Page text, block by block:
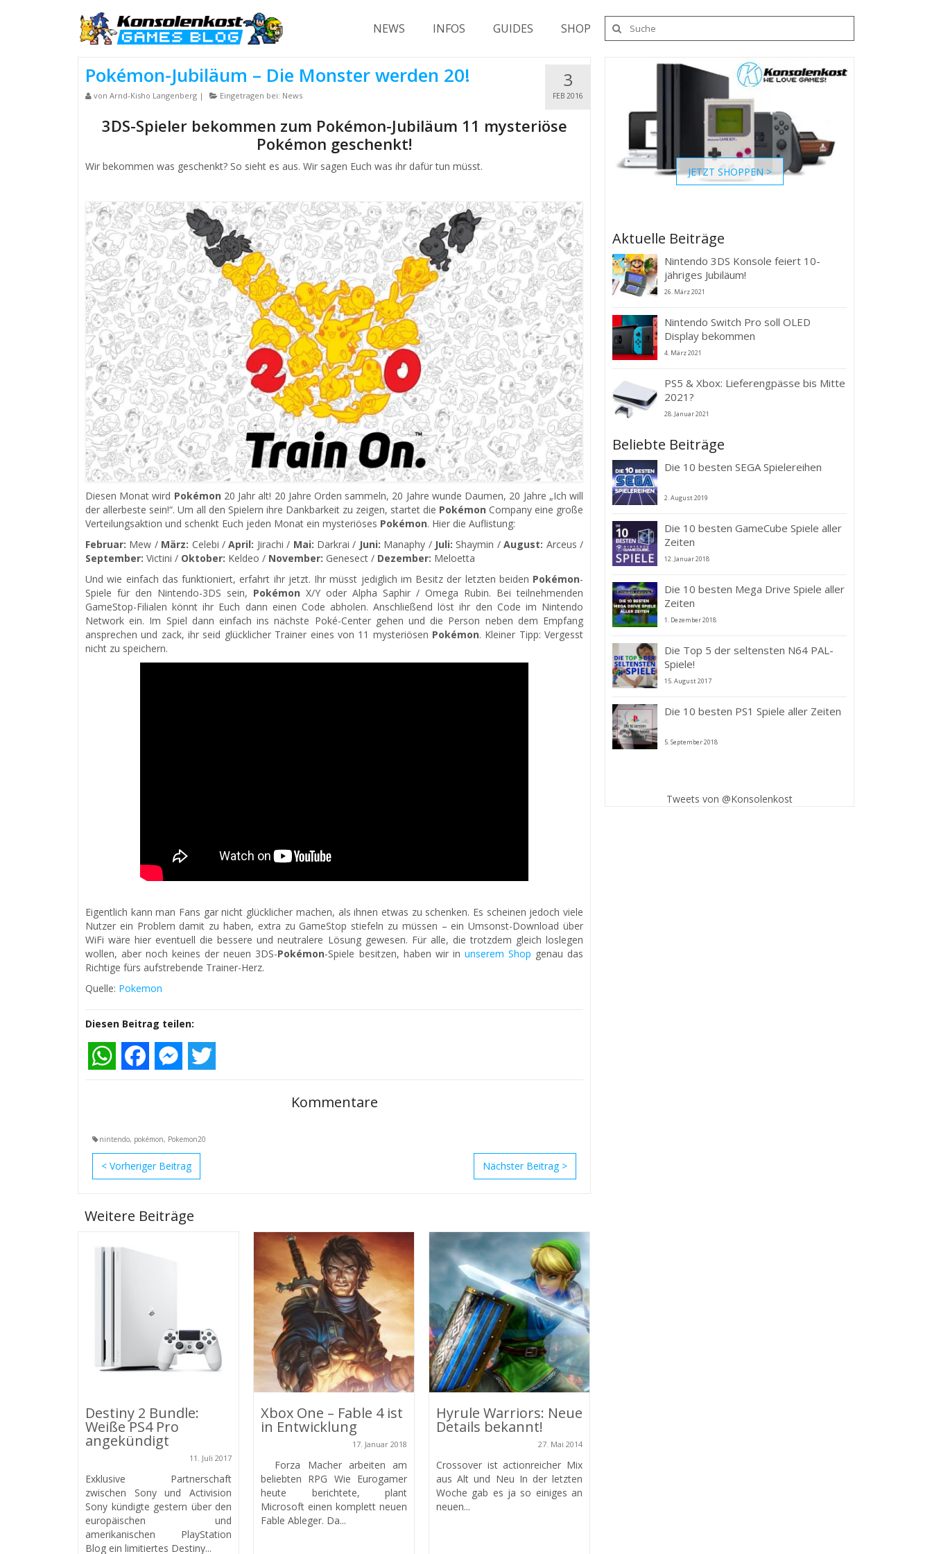
NEWS INFOS GUIDES SHOP
Suche
nach:
3
FEB 2016
Pokémon-Jubiläum – Die Monster werden 20!
von Arnd-Kisho Langenberg | Eingetragen bei: News
3DS-Spieler bekommen zum Pokémon-Jubiläum 11 mysteriöse
Pokémon geschenkt!
Wir bekommen was geschenkt? So sieht es aus. Wir sagen Euch was ihr dafür tun müsst.
Diesen Monat wird Pokémon 20 Jahr alt! 20 Jahre Orden sammeln, 20 Jahre wunde Daumen, 20 Jahre „Ich will
der allerbeste sein!“. Um all den Spielern ihre Dankbarkeit zu zeigen, startet die Pokémon Company eine große
Verteilungsaktion und schenkt Euch jeden Monat ein mysteriöses Pokémon. Hier die Auflistung:
Februar: Mew / März: Celebi /April: Jirachi / Mai: Darkrai / Juni: Manaphy / Juli: Shaymin /August: Arceus /
September: Victini / Oktober: Keldeo / November: Genesect / Dezember: Meloetta
Und wie einfach das funktioniert, erfahrt ihr jetzt. Ihr müsst jediglich im Besitz der letzten beiden Pokémon-
Spiele für den Nintendo-3DS sein, Pokémon X/Y oder Alpha Saphir / Omega Rubin. Bei teilnehmenden
GameStop-Filialen könnt ihr Euch dann einen Code abholen. Anschließend löst ihr den Code im Nintendo
Network ein. Im Spiel dann einfach ins nächste Poké-Center gehen und die Person neben dem Empfang
ansprechen und zack, ihr seid glücklicher Trainer eines von 11 mysteriösen Pokémon. Kleiner Tipp: Vergesst
nicht zu speichern.
Eigentlich kann man Fans gar nicht glücklicher machen, als ihnen etwas zu schenken. Es scheinen jedoch viele
Nutzer ein Problem damit zu haben, extra zu GameStop stiefeln zu müssen – ein Umsonst-Download über
WiFi wäre hier eventuell die bessere und neutralere Lösung gewesen. Für alle, die trotzdem gleich loslegen
wollen, aber noch keines der neuen 3DS-Pokémon-Spiele besitzen, haben wir in unserem Shop genau das
Richtige fürs aufstrebende Trainer-Herz.
Quelle: Pokemon
Diesen Beitrag teilen:
WhatsAppFacebookMessenger
Kommentare
nintendo, pokémon, Pokemon20
< >
Weitere Beiträge
Destiny 2 Bundle:
Weiße PS4 Pro
angekündigt
11. Juli 2017
Exklusive Partnerschaft
zwischen Sony und Activision
Sony kündigte gestern über den
europäischen und
amerikanischen PlayStation
Blog ein limitiertes Destiny...
Xbox One – Fable 4 ist
in Entwicklung
17. Januar 2018
Forza Macher arbeiten am
beliebten RPG Wie Eurogamer
heute berichtete, plant
Microsoft einen komplett neuen
Fable Ableger. Da...
Hyrule Warriors: Neue
Details bekannt!
27. Mai 2014
Crossover ist actionreicher Mix
aus Alt und Neu In der letzten
Woche gab es ja so einiges an
neuen...
JETZT SHOPPEN >
Aktuelle Beiträge
Nintendo 3DS Konsole feiert 10-
jähriges Jubiläum!
26. März 2021
Nintendo Switch Pro soll OLED
Display bekommen
4. März 2021
PS5 & Xbox: Lieferengpässe bis Mitte
2021?
28. Januar 2021
Beliebte Beiträge
Die 10 besten SEGA Spielereihen
2. August 2019
Die 10 besten GameCube Spiele aller
Zeiten
12. Januar 2018
Die 10 besten Mega Drive Spiele aller
Zeiten
1. Dezember 2018
Die Top 5 der seltensten N64 PAL-
Spiele!
15. August 2017
Die 10 besten PS1 Spiele aller Zeiten
5. September 2018
Tweets von @Konsolenkost